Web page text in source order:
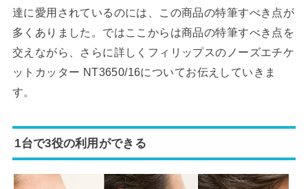
達に愛用されているのには、この商品の特筆すべき点が
多くありました。ではここからは商品の特筆すべき点を
交えながら、さらに詳しくフィリップスのノーズエチケ
ットカッター NT3650/16についてお伝えしていきま
す。
1台で3役の利用ができる